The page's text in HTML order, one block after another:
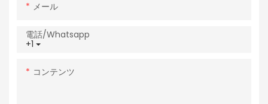
メール
+1
電話/whatsapp
コンテンツ